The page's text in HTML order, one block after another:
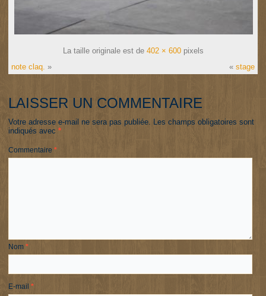
La taille originale est de 402 × 600pixels
note claq. » « stage
LAISSER UN COMMENTAIRE
Votre adresse e-mail ne sera pas publiée.
Les champs obligatoires sont
indiqués avec*
Commentaire*
Nom*
E-mail*